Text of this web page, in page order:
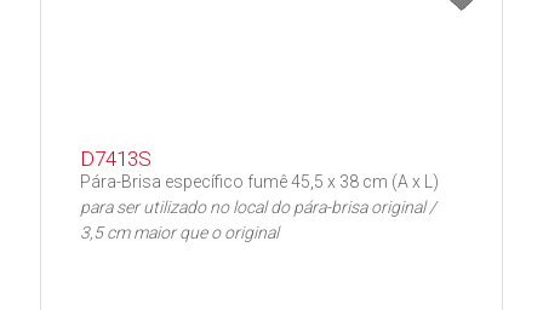
D7413S
Pára-Brisa específico fumê 45,5 x 38 cm (A x L)
para ser utilizado no local do pára-brisa original /
3,5 cm maior que o original